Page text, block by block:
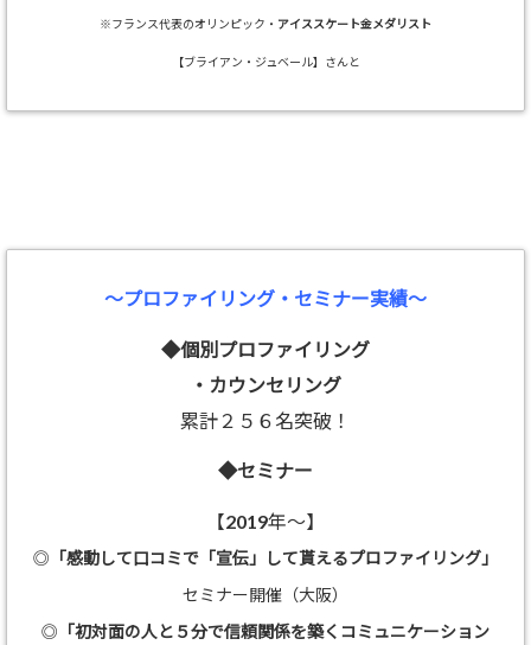
※フランス代表のオリンピック・ アイススケート金メダリスト
【ブライアン・ジュベール】さんと
～プロファイリング・セミナー実績～
◆個別プロファイリング
・カウンセリング
累計２５６名突破！
◆セミナー
【2019年～】
◎ 「感動して口コミで「宣伝」して貰えるプロファイリング」
セミナー開催（大阪）
◎ 「初対面の人と５分で信頼関係を築くコミュニケーション